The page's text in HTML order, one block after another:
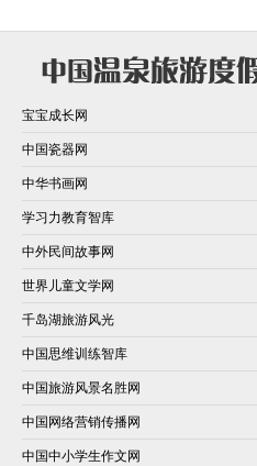
宝宝成长网
中国瓷器网
中华书画网
学习力教育智库
中外民间故事网
世界儿童文学网
千岛湖旅游风光
中国思维训练智库
中国旅游风景名胜网
中国网络营销传播网
中国中小学生作文网